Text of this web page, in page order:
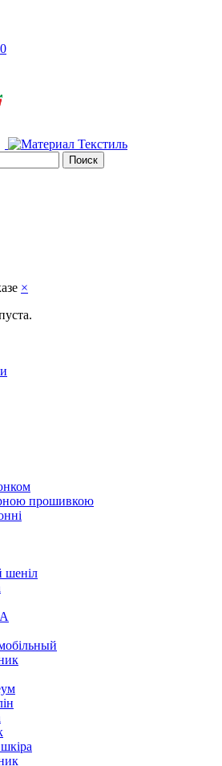
Поиск
×
прошивкою
шеніл